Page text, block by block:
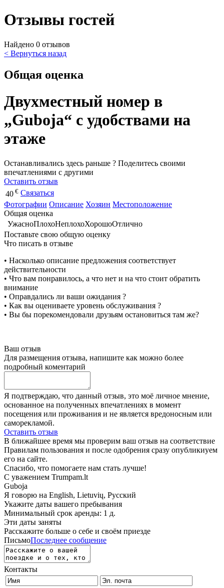
Отзывы гостей
Найдено 0 отзывов
< Вернуться назад
Общая оценка
Двухместный номер в
„Guboja“ с удобствами на
этаже
Останавливались здесь раньше ? Поделитесь своими
впечатлениями с другими
Оставить отзыв
40 € Связаться
Фотографии Описание Хозяин Местоположение
Общая оценка
УжасноПлохоНеплохоХорошоОтлично
Поставьте свою общую оценку
Что писать в отзыве
• Насколько описание предложения соответствует
действительности
• Что вам понравилось, а что нет и на что стоит обратить
внимание
• Оправдались ли ваши ожидания ?
• Как вы оцениваете уровень обслуживания ?
• Вы бы порекомендовали друзьям остановиться там же?
Ваш отзыв
Для размещения отзыва, напишите как можно более
подробный коментарий
Я подтверждаю, что данный отзыв, это моё личное мнение,
основанное на полученных впечатлениях в момент
посещения или проживания и не является вредоносным или
саморекламой.
Оставить отзыв
В ближайшее время мы проверим ваш отзыв на соответствие
Правилам пользования и после одобрения сразу опубликиуем
его на сайте.
Спасибо, что помогаете нам стать лучше!
С уважением Trumpam.lt
Guboja
Я говорю на English, Lietuvių, Русский
Укажите даты вашего пребывания
Минимальный срок аренды: 1 д.
Эти даты заняты
Расскажите больше о себе и своём приезде
ПисьмоПоследнее сообщение
Контакты